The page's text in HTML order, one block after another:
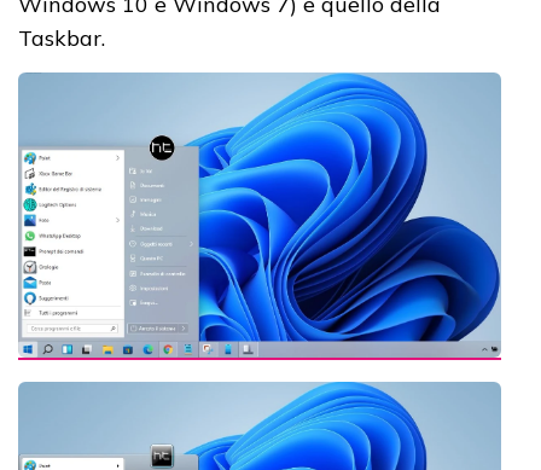
Taskbar.